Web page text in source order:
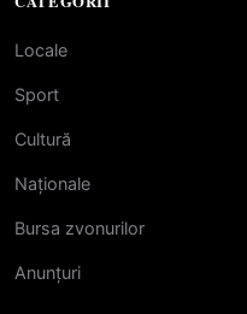
Locale
Sport
Cultură
Naționale
Bursa zvonurilor
Anunțuri